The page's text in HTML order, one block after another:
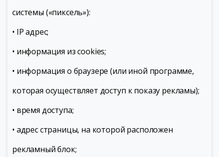
системы («пиксель»):
• IP адрес;
• информация из cookies;
• информация о браузере (или иной программе,
которая осуществляет доступ к показу рекламы);
• время доступа;
• адрес страницы, на которой расположен
рекламный блок;